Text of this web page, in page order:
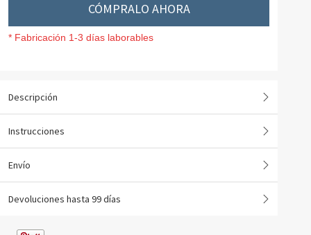
CÓMPRALO AHORA
* Fabricación 1-3 días laborables
Descripción
Instrucciones
Envío
Devoluciones hasta 99 días